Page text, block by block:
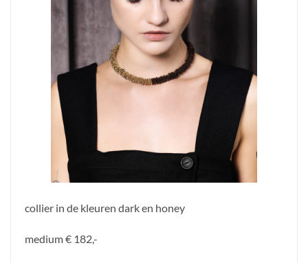
collier in de kleuren dark en honey
medium € 182,-